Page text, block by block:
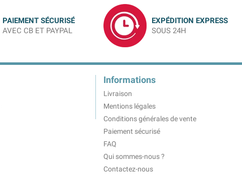
PAIEMENT SÉCURISÉ
AVEC CB ET PAYPAL
EXPÉDITION EXPRESS
SOUS 24H
Informations
Livraison
Mentions légales
Conditions générales de vente
Paiement sécurisé
FAQ
Qui sommes-nous ?
Contactez-nous